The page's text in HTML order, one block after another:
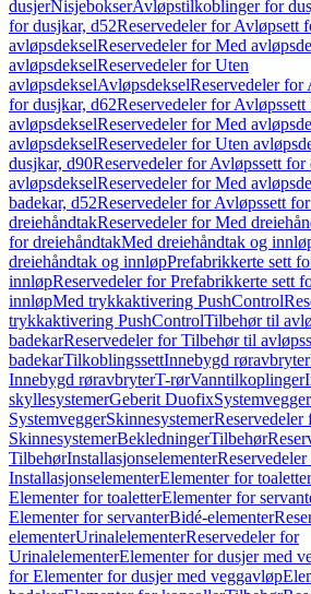
dusjerNisjebokserAvløpstilkoblinger for
for dusjkar, d52Reservedeler for Avløpsett
avløpsdekselReservedeler for Med
avløpsdekselReservedeler for Uten
avløpsdekselAvløpsdekselReservedeler for
for dusjkar, d62Reservedeler for
avløpsdekselReservedeler for Med
avløpsdekselReservedeler for Uten
dusjkar, d90Reservedeler for Avløpssett for
avløpsdekselReservedeler for Med
badekar, d52Reservedeler for Avløpssett
dreiehåndtakReservedeler for Med
for dreiehåndtakMed dreiehåndtak og
dreiehåndtak og innløpPrefabrikkerte sett
innløpReservedeler for Prefabrikkerte sett
innløpMed trykkaktivering PushControl
trykkaktivering PushControlTilbehør til
badekarReservedeler for Tilbehør til
badekarTilkoblingssettInnebygd røravbryter
Innebygd røravbryterT-rørVanntilkoplinger
skyllesystemerGeberit DuofixSystemvegger
SystemveggerSkinnesystemerReservedeler
SkinnesystemerBekledningerTilbehør
TilbehørInstallasjonselementer
InstallasjonselementerElementer for toaletter
Elementer for toaletterElementer for
Elementer for servanterBidé-elementer
elementerUrinalelementerReservedeler for
UrinalelementerElementer for dusjer med
for Elementer for dusjer med veggavløp